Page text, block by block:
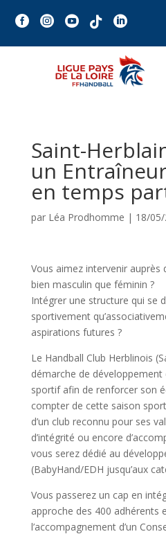
    
Saint-
un
en temps
par Léa Prodhomme | 18/
Vous aimez intervenir auprès
bien masculin que féminin ?
Intégrer une structure qui se
sportivement
aspirations futures ?
Le Handball Club Herblinois
démarche de
sportif afin de renforcer son
compter de cette saison
d’un club reconnu pour ses
d’intégrité ou encore
vous serez dédié au
(BabyHand/EDH jusqu’aux
Vous passerez un cap en
approche des 400 adhérents
l’accompagnement d’un